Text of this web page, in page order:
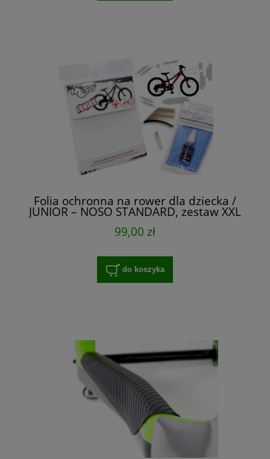
Folia ochronna na rower dla dziecka /
JUNIOR – NOSO STANDARD, zestaw XXL
99,00 zł
do koszyka